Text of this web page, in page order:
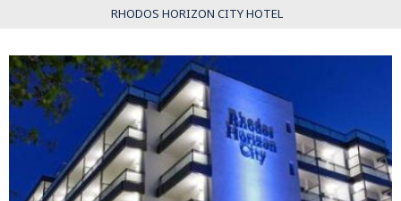
RHODOS HORIZON CITY HOTEL